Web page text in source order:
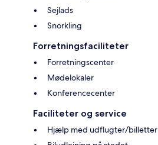
Sejlads
Snorkling
Forretningsfaciliteter
Forretningscenter
Mødelokaler
Konferencecenter
Faciliteter og service
Hjælp med udflugter/billetter